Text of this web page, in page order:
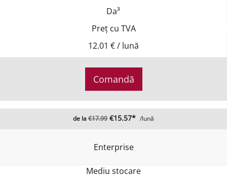
Da³
Preț cu TVA
12.01 € / lună
Comandă
de la€17.99 €15.57* /lună
Enterprise
Mediu stocare